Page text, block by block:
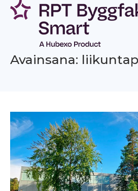
Siirry
sisältöön
Avainsana: